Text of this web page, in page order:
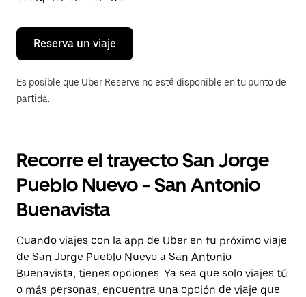
Reserva un viaje
Es posible que Uber Reserve no esté disponible en tu punto de
partida.
Recorre el trayecto San Jorge
Pueblo Nuevo - San Antonio
Buenavista
Cuando viajes con la app de Uber en tu próximo viaje
de San Jorge Pueblo Nuevo a San Antonio
Buenavista, tienes opciones. Ya sea que solo viajes tú
o más personas, encuentra una opción de viaje que